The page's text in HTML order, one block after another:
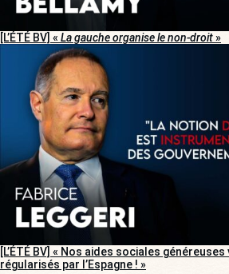
[L’ÉTÉ BV] « La gauche organise le non-droit»
[L’ÉTÉ BV] « Nos aides sociales
régularisés par l’Espagne ! »